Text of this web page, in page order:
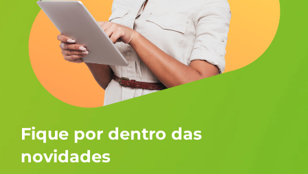
Fique por dentro das
novidades